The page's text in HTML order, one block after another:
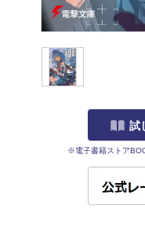
試
※電子書籍ストア